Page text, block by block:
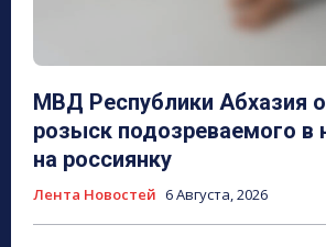
МВД Республики Абхазия
розыск подозреваемого в
на россиянку
Лента Новостей 6 Августа, 2026